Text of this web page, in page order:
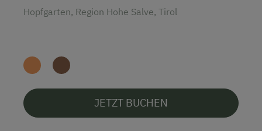
Hopfgarten, Region Hohe Salve, Tirol
JETZT BUCHEN